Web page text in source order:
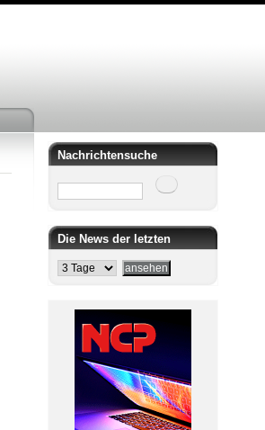
Nachrichtensuche
Suche
Die News der letzten